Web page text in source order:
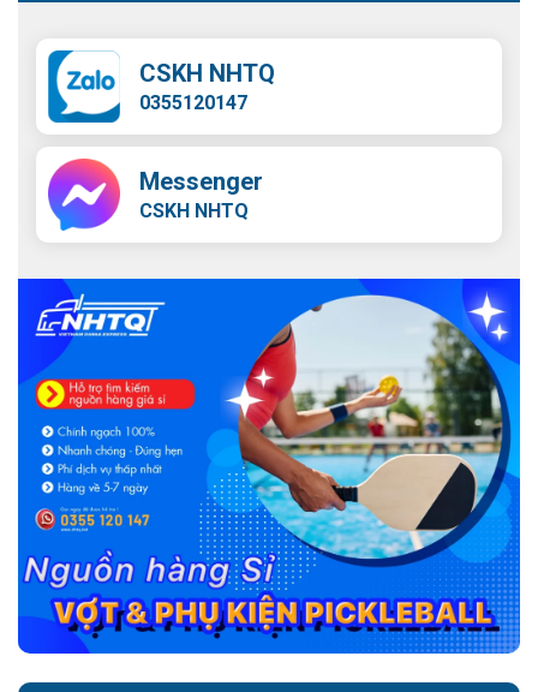
CSKH NHTQ
0355120147
Messenger
CSKH NHTQ